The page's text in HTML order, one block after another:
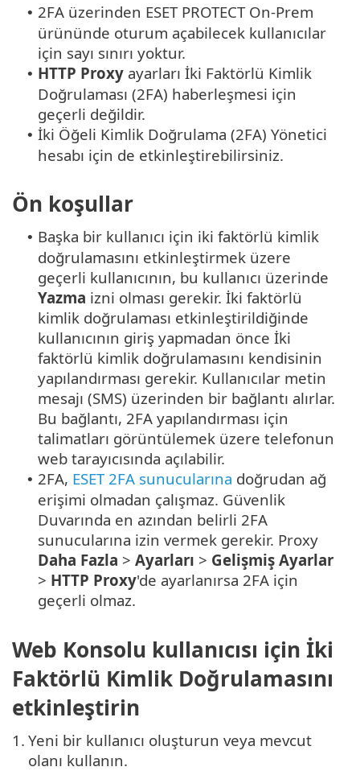
• 2FA üzerinden ESET PROTECT On-Prem
ürününde oturum açabilecek kullanıcılar
için sayı sınırı yoktur.
• HTTP Proxy ayarları İki Faktörlü Kimlik
Doğrulaması (2FA) haberleşmesi için
geçerli değildir.
• İki Öğeli Kimlik Doğrulama (2FA) Yönetici
hesabı için de etkinleştirebilirsiniz.
Ön koşullar
• Başka bir kullanıcı için iki faktörlü kimlik
doğrulamasını etkinleştirmek üzere
geçerli kullanıcının, bu kullanıcı üzerinde
Yazma izni olması gerekir. İki faktörlü
kimlik doğrulaması etkinleştirildiğinde
kullanıcının giriş yapmadan önce İki
faktörlü kimlik doğrulamasını kendisinin
yapılandırması gerekir. Kullanıcılar metin
mesajı (SMS) üzerinden bir bağlantı alırlar.
Bu bağlantı, 2FA yapılandırması için
talimatları görüntülemek üzere telefonun
web tarayıcısında açılabilir.
• 2FA, ESET 2FA sunucularına doğrudan ağ
erişimi olmadan çalışmaz. Güvenlik
Duvarında en azından belirli 2FA
sunucularına izin vermek gerekir. Proxy
Daha Fazla > Ayarları > Gelişmiş Ayarlar
> HTTP Proxy'de ayarlanırsa 2FA için
geçerli olmaz.
Web Konsolu kullanıcısı için İki
Faktörlü Kimlik Doğrulamasını
etkinleştirin
1. Yeni bir kullanıcı oluşturun veya mevcut
olanı kullanın.